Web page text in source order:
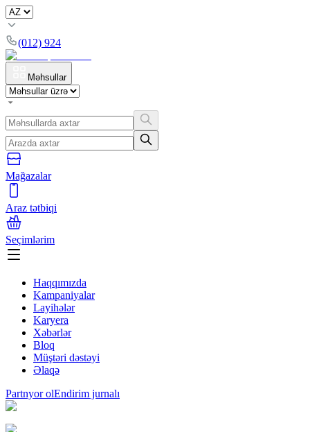
(012) 924
Məhsullar
Mağazalar
Araz tətbiqi
Seçimlərim
Haqqımızda
Kampaniyalar
Layihələr
Karyera
Xəbərlər
Bloq
Müştəri dəstəyi
Əlaqə
Partnyor olEndirim jurnalı